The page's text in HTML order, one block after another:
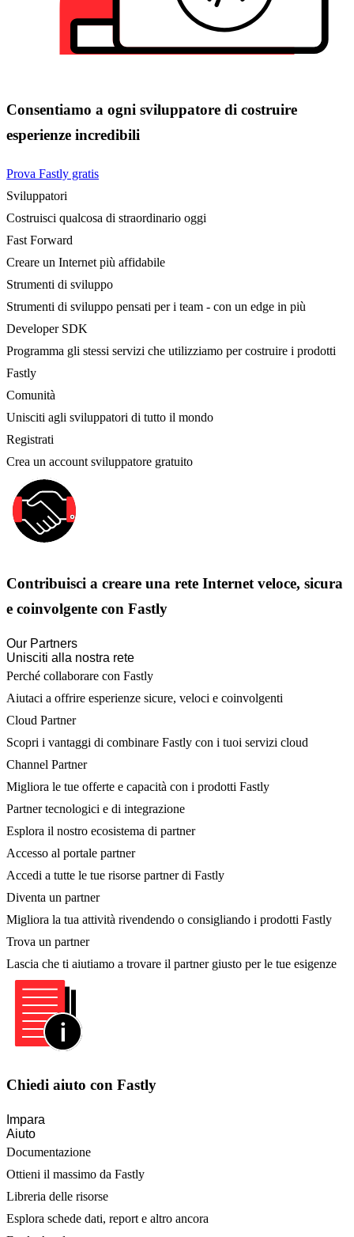
Consentiamo a ogni sviluppatore di costruire
esperienze incredibili
Prova Fastly gratis
Sviluppatori
Costruisci qualcosa di straordinario oggi
Fast Forward
Creare un Internet più affidabile
Strumenti di sviluppo
Strumenti di sviluppo pensati per i team - con un edge in più
Developer SDK
Programma gli stessi servizi che utilizziamo per costruire i prodotti
Fastly
Comunità
Unisciti agli sviluppatori di tutto il mondo
Registrati
Crea un account sviluppatore gratuito
Contribuisci a creare una rete Internet veloce, sicura
e coinvolgente con Fastly
Our Partners
Unisciti alla nostra rete
Perché collaborare con Fastly
Aiutaci a offrire esperienze sicure, veloci e coinvolgenti
Cloud Partner
Scopri i vantaggi di combinare Fastly con i tuoi servizi cloud
Channel Partner
Migliora le tue offerte e capacità con i prodotti Fastly
Partner tecnologici e di integrazione
Esplora il nostro ecosistema di partner
Accesso al portale partner
Accedi a tutte le tue risorse partner di Fastly
Diventa un partner
Migliora la tua attività rivendendo o consigliando i prodotti Fastly
Trova un partner
Lascia che ti aiutiamo a trovare il partner giusto per le tue esigenze
Chiedi aiuto con Fastly
Impara
Aiuto
Documentazione
Ottieni il massimo da Fastly
Libreria delle risorse
Esplora schede dati, report e altro ancora